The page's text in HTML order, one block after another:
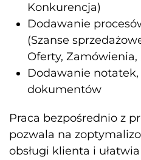
Konkurencja)
Dodawanie
(Szanse
Oferty, Zamówienia,
Dodawanie notatek,
dokumentów
Praca bezpośrednio z
pozwala na
obsługi klienta i